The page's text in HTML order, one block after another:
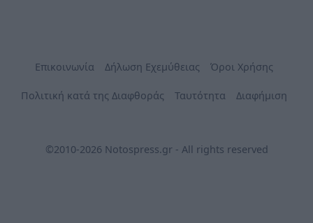
Επικοινωνία Δήλωση Εχεμύθειας Όροι Χρήσης
Πολιτική κατά της Διαφθοράς Ταυτότητα Διαφήμιση
©2010-2026 Notospress.gr - All rights reserved